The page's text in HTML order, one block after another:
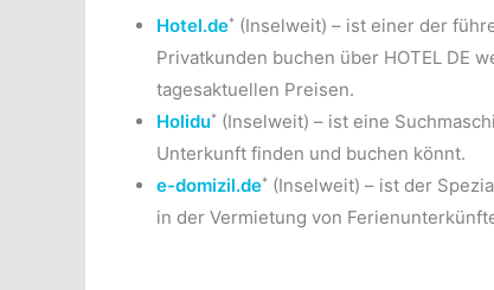
Hotel.de* (Inselweit) – ist einer der
Privatkunden buchen über HOTEL DE
tagesaktuellen Preisen.
Holidu* (Inselweit) – ist eine
Unterkunft finden und buchen könnt.
e-domizil.de* (Inselweit) – ist der
in der Vermietung von